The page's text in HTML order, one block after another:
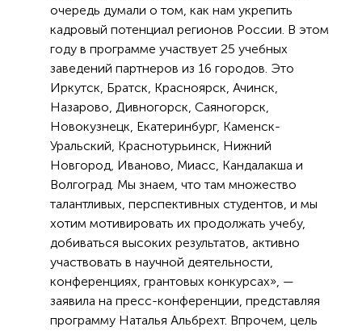
очередь думали о том, как нам укрепить
кадровый потенциал регионов России. В этом
году в программе участвует 25 учебных
заведений партнеров из 16 городов. Это
Иркутск, Братск, Красноярск, Ачинск,
Назарово, Дивногорск, Саяногорск,
Новокузнецк, Екатеринбург, Каменск-
Уральский, Краснотурьинск, Нижний
Новгород, Иваново, Миасс, Кандалакша и
Волгоград. Мы знаем, что там множество
талантливых, перспективных студентов, и мы
хотим мотивировать их продолжать учебу,
добиваться высоких результатов, активно
участвовать в научной деятельности,
конференциях, грантовых конкурсах», —
заявила на пресс-конференции, представляя
программу Наталья Альбрехт. Впрочем, цель